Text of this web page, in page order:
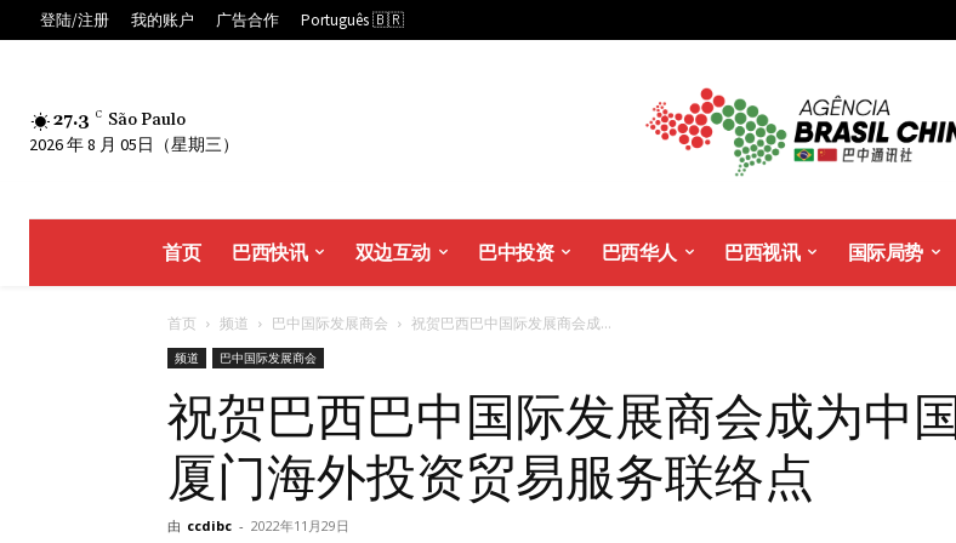
登陆/注册 我的账户 广告合作 Português 🇧🇷
27.3 C São Paulo
2026 年 8 月 05日（星期三）
首页 巴西快讯 双边互动 巴中投资 巴西华人 巴西视讯 国际局势
首页 频道 巴中国际发展商会 祝贺巴西巴中国际发展商会成...
频道 巴中国际发展商会
祝贺巴西巴中国际发展商会成为中国
厦门海外投资贸易服务联络点
由 ccdibc - 2022年11月29日